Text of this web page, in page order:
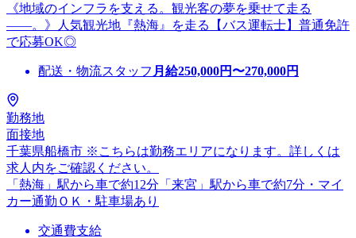
《地域のインフラを支える。観光客の夢を乗せて走る
――。》人気観光地『熱海』を走る【バス運転士】普通免許
で応募OK◎
配送・物流スタッフ 月給250,000円〜270,000円
勤務地
面接地
千葉県船橋市 ※こちらは勤務エリアになります。詳しくは
求人内をご確認ください。
「熱海」駅から車で約12分「来宮」駅から車で約7分・マイ
カー通勤ＯＫ・駐車場あり
交通費支給